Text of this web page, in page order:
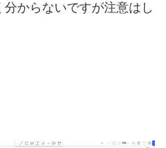
からないですが注意はし